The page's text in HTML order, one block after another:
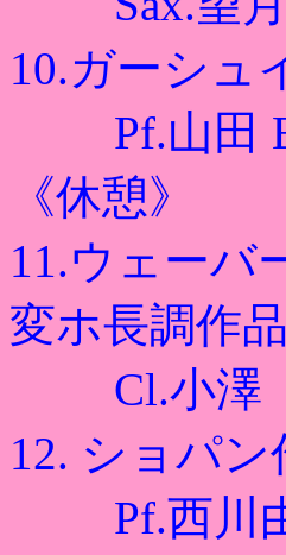
10.ガーシュ
Pf.山田
《休憩》
11.ウェーバ
変ホ長調作
Cl.小澤
12. ショパ
Pf.西川由